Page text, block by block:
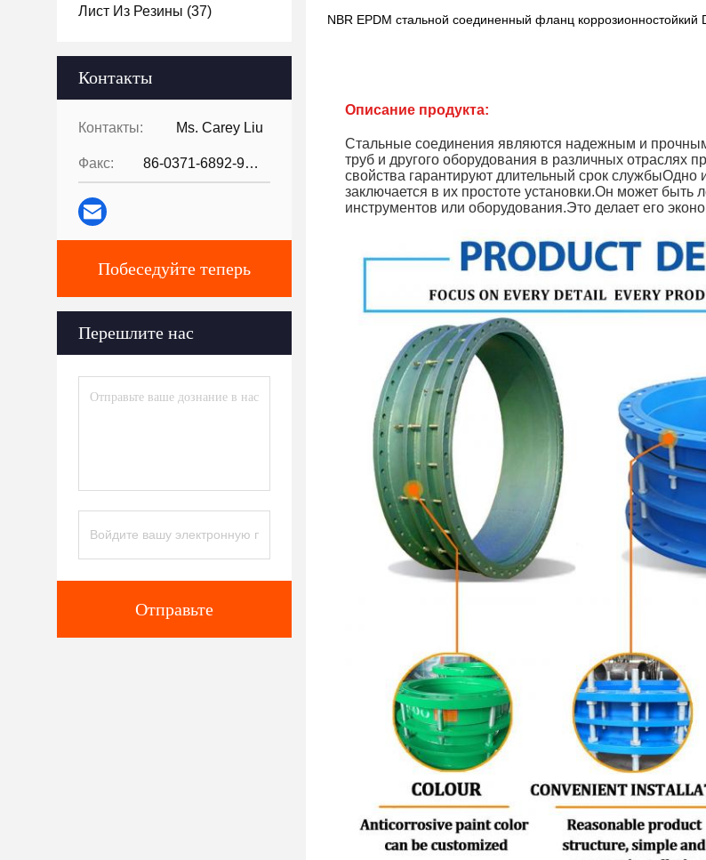
Лист Из Резины (37)
Контакты
Контакты: Ms. Carey Liu
Факс: 86-0371-6892-9024
Побеседуйте теперь
Перешлите нас
Отправьте
NBR EPDM стальной соединенный фланц
Описание продукта:
Стальные соединения являются надежным и
труб и другого оборудования в различных
свойства гарантируют длительный срок
заключается в их простоте установки.Он может
инструментов или оборудования.Это делает его